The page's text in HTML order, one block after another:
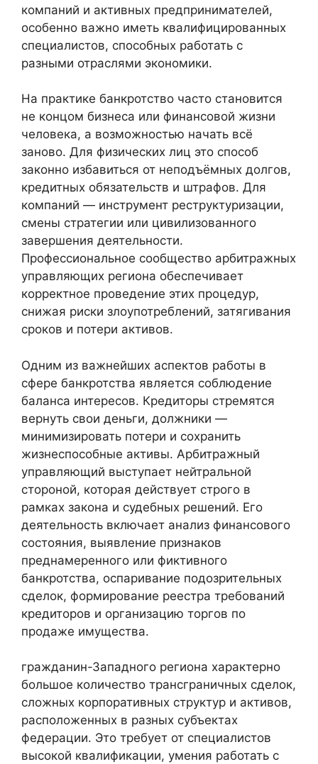
компаний и активных предпринимателей,
особенно важно иметь квалифицированных
специалистов, способных работать с
разными отраслями экономики.
На практике банкротство часто становится
не концом бизнеса или финансовой жизни
человека, а возможностью начать всё
заново. Для физических лиц это способ
законно избавиться от неподъёмных долгов,
кредитных обязательств и штрафов. Для
компаний — инструмент реструктуризации,
смены стратегии или цивилизованного
завершения деятельности.
Профессиональное сообщество арбитражных
управляющих региона обеспечивает
корректное проведение этих процедур,
снижая риски злоупотреблений, затягивания
сроков и потери активов.
Одним из важнейших аспектов работы в
сфере банкротства является соблюдение
баланса интересов. Кредиторы стремятся
вернуть свои деньги, должники —
минимизировать потери и сохранить
жизнеспособные активы. Арбитражный
управляющий выступает нейтральной
стороной, которая действует строго в
рамках закона и судебных решений. Его
деятельность включает анализ финансового
состояния, выявление признаков
преднамеренного или фиктивного
банкротства, оспаривание подозрительных
сделок, формирование реестра требований
кредиторов и организацию торгов по
продаже имущества.
гражданин-Западного региона характерно
большое количество трансграничных сделок,
сложных корпоративных структур и активов,
расположенных в разных субъектах
федерации. Это требует от специалистов
высокой квалификации, умения работать с